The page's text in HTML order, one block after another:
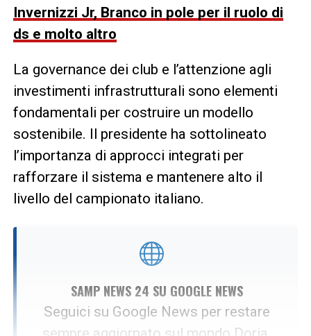
Invernizzi Jr, Branco in pole per il ruolo di
ds e molto altro
La governance dei club e l’attenzione agli
investimenti infrastrutturali sono elementi
fondamentali per costruire un modello
sostenibile. Il presidente ha sottolineato
l’importanza di approcci integrati per
rafforzare il sistema e mantenere alto il
livello del campionato italiano.
SAMP NEWS 24 SU GOOGLE NEWS
Seguici su Google News per restare